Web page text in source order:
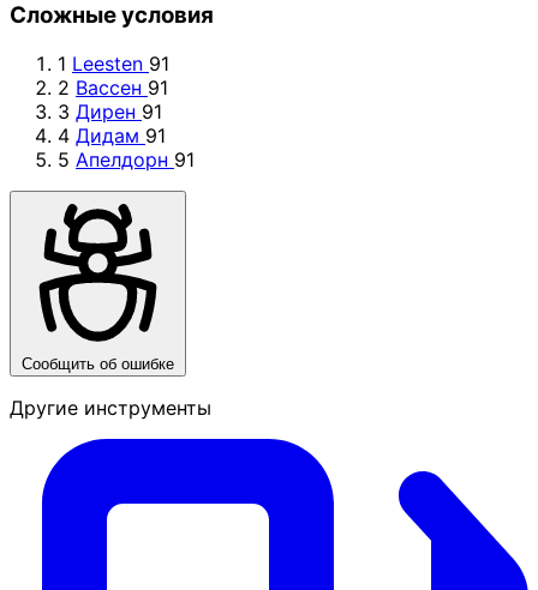
Сложные условия
1 Leesten 91
2 Вассен 91
3 Дирен 91
4 Дидам 91
5 Апелдорн 91
Сообщить об ошибке
Другие инструменты